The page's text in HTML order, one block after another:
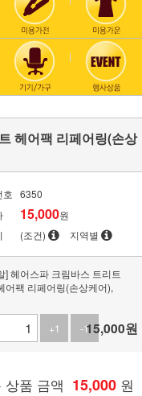
헤어팩 리페어링(손상
호 6350
15,000원
(조건) 지역별
] 헤어스파 크림바스 트리트
어팩 리페어링(손상케어),
+1
-115,000원
상품 금액 15,000 원